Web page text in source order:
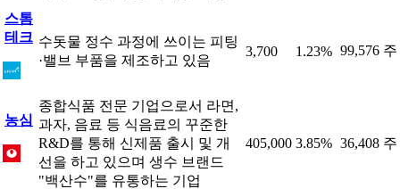
스톰
테크 수돗물 정수 과정에 쓰이는 피팅
·밸브 부품을 제조하고 있음
3,700 1.23% 99,576 주
농심
종합식품 전문 기업으로서 라면,
과자, 음료 등 식음료의 꾸준한
R&D를 통해 신제품 출시 및 개
선을 하고 있으며 생수 브랜드
"백산수"를 유통하는 기업
405,000 3.85% 36,408 주